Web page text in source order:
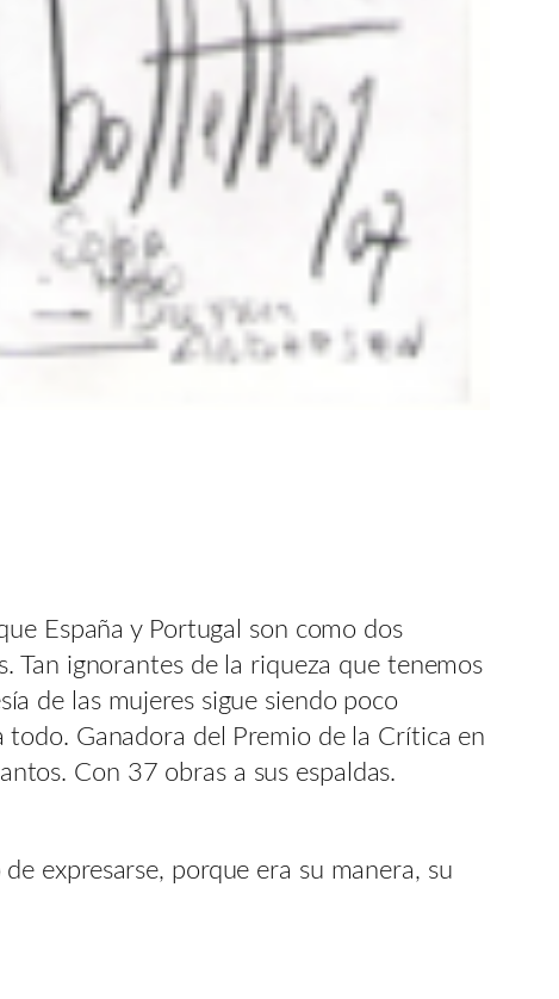
España y Portugal son como dos
Tan ignorantes de la riqueza que tenemos
de las mujeres sigue siendo poco
todo. Ganadora del Premio de la Crítica en
Con 37 obras a sus espaldas.
expresarse, porque era su manera, su